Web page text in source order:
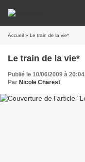
Accueil » Le train de la vie*
Le train de la vie*
Publié le 10/06/2009 à 20:04
Par Nicole Charest